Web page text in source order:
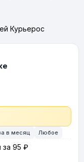
Курьерос
в месяц Любое
95 ₽